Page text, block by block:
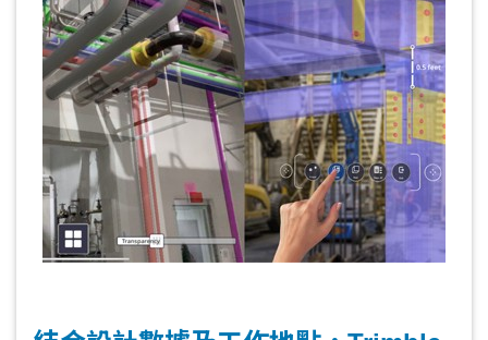
施工錯誤而衍生之成本。